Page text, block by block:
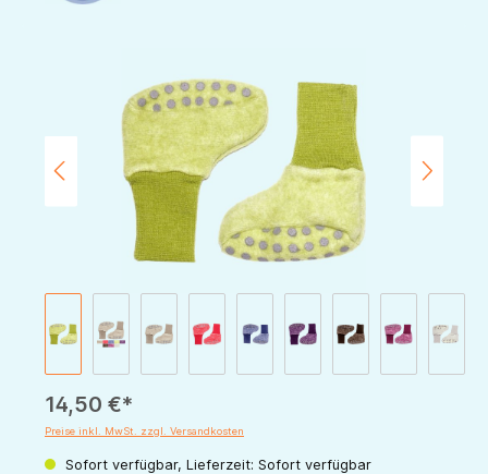
14,50 €*
Preise inkl. MwSt. zzgl. Versandkosten
Sofort verfügbar, Lieferzeit: Sofort verfügbar